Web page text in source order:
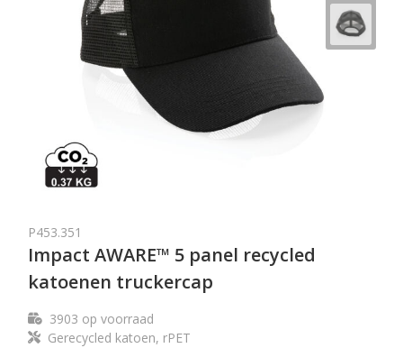
P453.351
Impact AWARE™ 5 panel recycled
katoenen truckercap
3903 op voorraad
Gerecycled katoen, rPET